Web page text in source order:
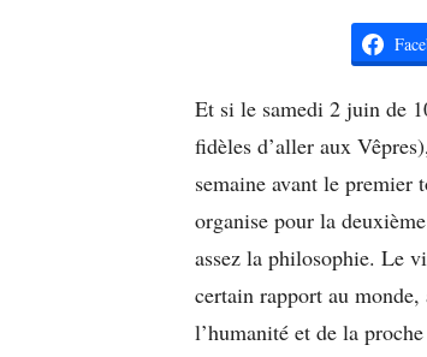
Et si le samedi 2 juin de
fidèles d’aller aux
semaine avant le premier
organise pour la
assez la philosophie. Le
certain rapport au
l’humanité et de la